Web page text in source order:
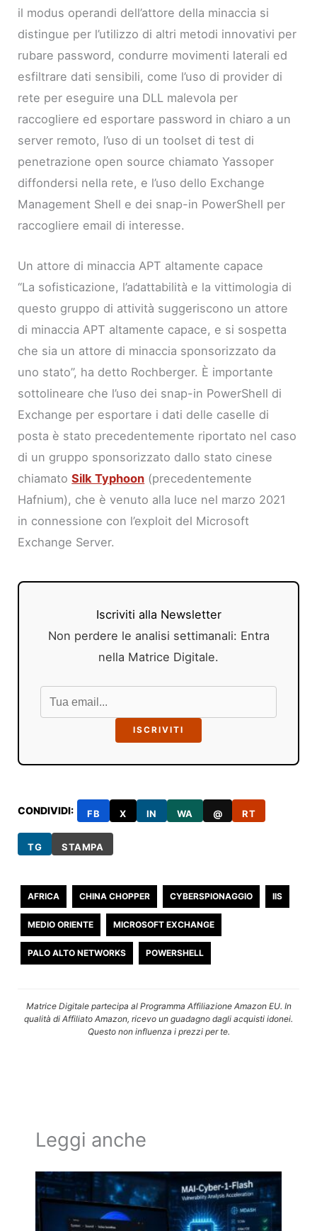
il modus operandi dell’attore della minaccia si
distingue per l’utilizzo di altri metodi innovativi per
rubare password, condurre movimenti laterali ed
esfiltrare dati sensibili, come l’uso di provider di
rete per eseguire una DLL malevola per
raccogliere ed esportare password in chiaro a un
server remoto, l’uso di un toolset di test di
penetrazione open source chiamato Yassoper
diffondersi nella rete, e l’uso dello Exchange
Management Shell e dei snap-in PowerShell per
raccogliere email di interesse.
Un attore di minaccia APT altamente capace
“La sofisticazione, l’adattabilità e la vittimologia di
questo gruppo di attività suggeriscono un attore
di minaccia APT altamente capace, e si sospetta
che sia un attore di minaccia sponsorizzato da
uno stato”, ha detto Rochberger. È importante
sottolineare che l’uso dei snap-in PowerShell di
Exchange per esportare i dati delle caselle di
posta è stato precedentemente riportato nel caso
di un gruppo sponsorizzato dallo stato cinese
chiamatoSilk Typhoon (precedentemente
Hafnium), che è venuto alla luce nel marzo 2021
in connessione con l’exploit del Microsoft
Exchange Server.
Iscriviti alla Newsletter
Non perdere le analisi settimanali: Entra
nella Matrice Digitale.
ISCRIVITI
CONDIVIDI: FB X IN WA @ RT
TG STAMPA
AFRICA CHINA CHOPPER CYBERSPIONAGGIO IIS
MEDIO ORIENTE MICROSOFT EXCHANGE
PALO ALTO NETWORKS POWERSHELL
Matrice Digitale partecipa al Programma Affiliazione Amazon EU. In
qualità di Affiliato Amazon, ricevo un guadagno dagli acquisti idonei.
Questo non influenza i prezzi per te.
Leggi anche